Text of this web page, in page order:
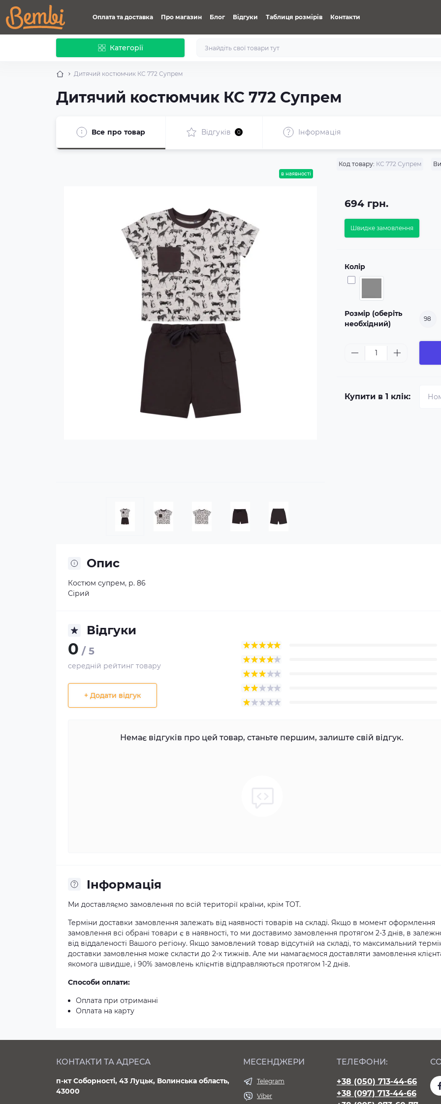
Оплата та доставка Про магазин Блог Відгуки Таблиця розмірів Контакти
Категорії
Дитячий костюмчик КС 772 Супрем
Дитячий костюмчик КС 772 Супрем
Все про товар Відгуків 0 Iнформація
в наявності
Код товару: КС 772 Супрем
694 грн.
Швидке замовлення
Колір
Розмір (оберіть
необхідний)
98
Купити в 1 клік:
Опис
Костюм супрем, р. 86
Сірий
Відгуки
0 / 5
середній рейтинг товару
+ Додати відгук
Немає відгуків про цей товар, станьте першим, залиште свій відгук.
Iнформація
Ми доставляємо замовлення по всій території країни, крім ТОТ.
Терміни доставки замовлення залежать від наявності товарів на складі. Якщо в момент оформлення
замовлення всі обрані товари є в наявності, то ми доставимо замовлення протягом 2-3 днів, в
від віддаленості Вашого регіону. Якщо замовлений товар відсутній на складі, то максимальний
доставки замовлення може скласти до 2-х тижнів. Але ми намагаємося доставляти замовлення
якомога швидше, і 90% замовлень клієнтів відправляються протягом 1-2 днів.
Способи оплати:
Оплата при отриманні
Оплата на карту
КОНТАКТИ ТА АДРЕСА
п-кт Соборності, 43 Луцьк, Волинська область,
43000
МЕСЕНДЖЕРИ
Telegram
Viber
ТЕЛЕФОНИ:
+38 (050) 713-44-66
+38 (097) 713-44-66